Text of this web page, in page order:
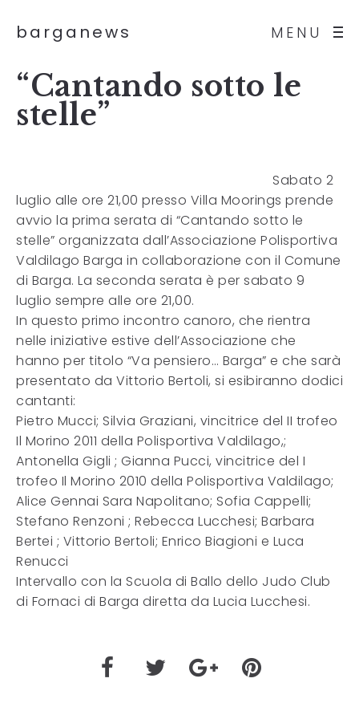
MENU
barganews
“Cantando sotto le
stelle”
Sabato 2
luglio alle ore 21,00 presso Villa Moorings prende
avvio la prima serata di “Cantando sotto le
stelle” organizzata dall’Associazione Polisportiva
Valdilago Barga in collaborazione con il Comune
di Barga. La seconda serata è per sabato 9
luglio sempre alle ore 21,00.
In questo primo incontro canoro, che rientra
nelle iniziative estive dell’Associazione che
hanno per titolo “Va pensiero… Barga” e che sarà
presentato da Vittorio Bertoli, si esibiranno dodici
cantanti:
Pietro Mucci; Silvia Graziani, vincitrice del II trofeo
Il Morino 2011 della Polisportiva Valdilago,;
Antonella Gigli ; Gianna Pucci, vincitrice del I
trofeo Il Morino 2010 della Polisportiva Valdilago;
Alice Gennai Sara Napolitano; Sofia Cappelli;
Stefano Renzoni ; Rebecca Lucchesi; Barbara
Bertei ; Vittorio Bertoli; Enrico Biagioni e Luca
Renucci
Intervallo con la Scuola di Ballo dello Judo Club
di Fornaci di Barga diretta da Lucia Lucchesi.